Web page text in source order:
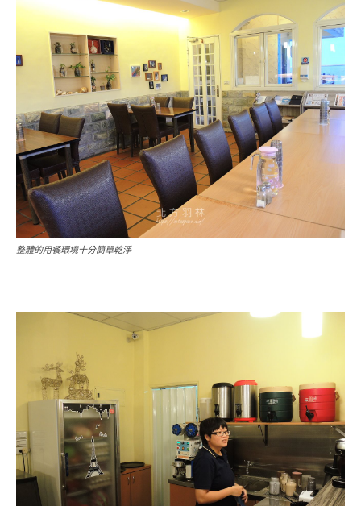
整體的用餐環境十分簡單乾淨